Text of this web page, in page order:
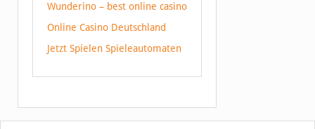
Wunderino – best online casino
Online Casino Deutschland
Jetzt Spielen Spieleautomaten